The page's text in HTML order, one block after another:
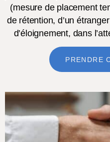
(mesure de placement
de rétention, d’un
d’éloignement, dans
PRENDRE